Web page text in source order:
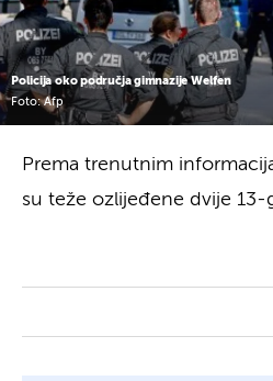
Policija oko područja gimnazije Welfen
Foto: Afp
Prema trenutnim
su teže ozlijeđene dvije 13-